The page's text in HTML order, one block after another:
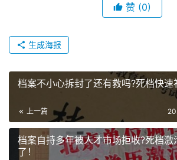
赞 (0)
生成海报
档案不小心拆封了还有救吗?死档快速
上一篇
档案自持多年被人才市场拒收?死档激
了！